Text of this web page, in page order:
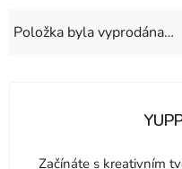
Položka byla vyprodána…
Začínáte s kreativním